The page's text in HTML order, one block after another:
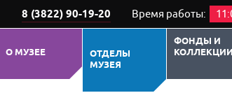
8 (3822) 90-19-20 Время работы:
О МУЗЕЕ
ОТДЕЛЫ
МУЗЕЯ
ФОНДЫ И
КОЛЛЕКЦИИ